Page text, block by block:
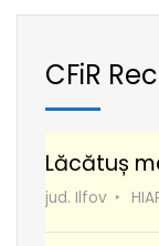
CFiR
Lăcătuș
jud. Ilfov